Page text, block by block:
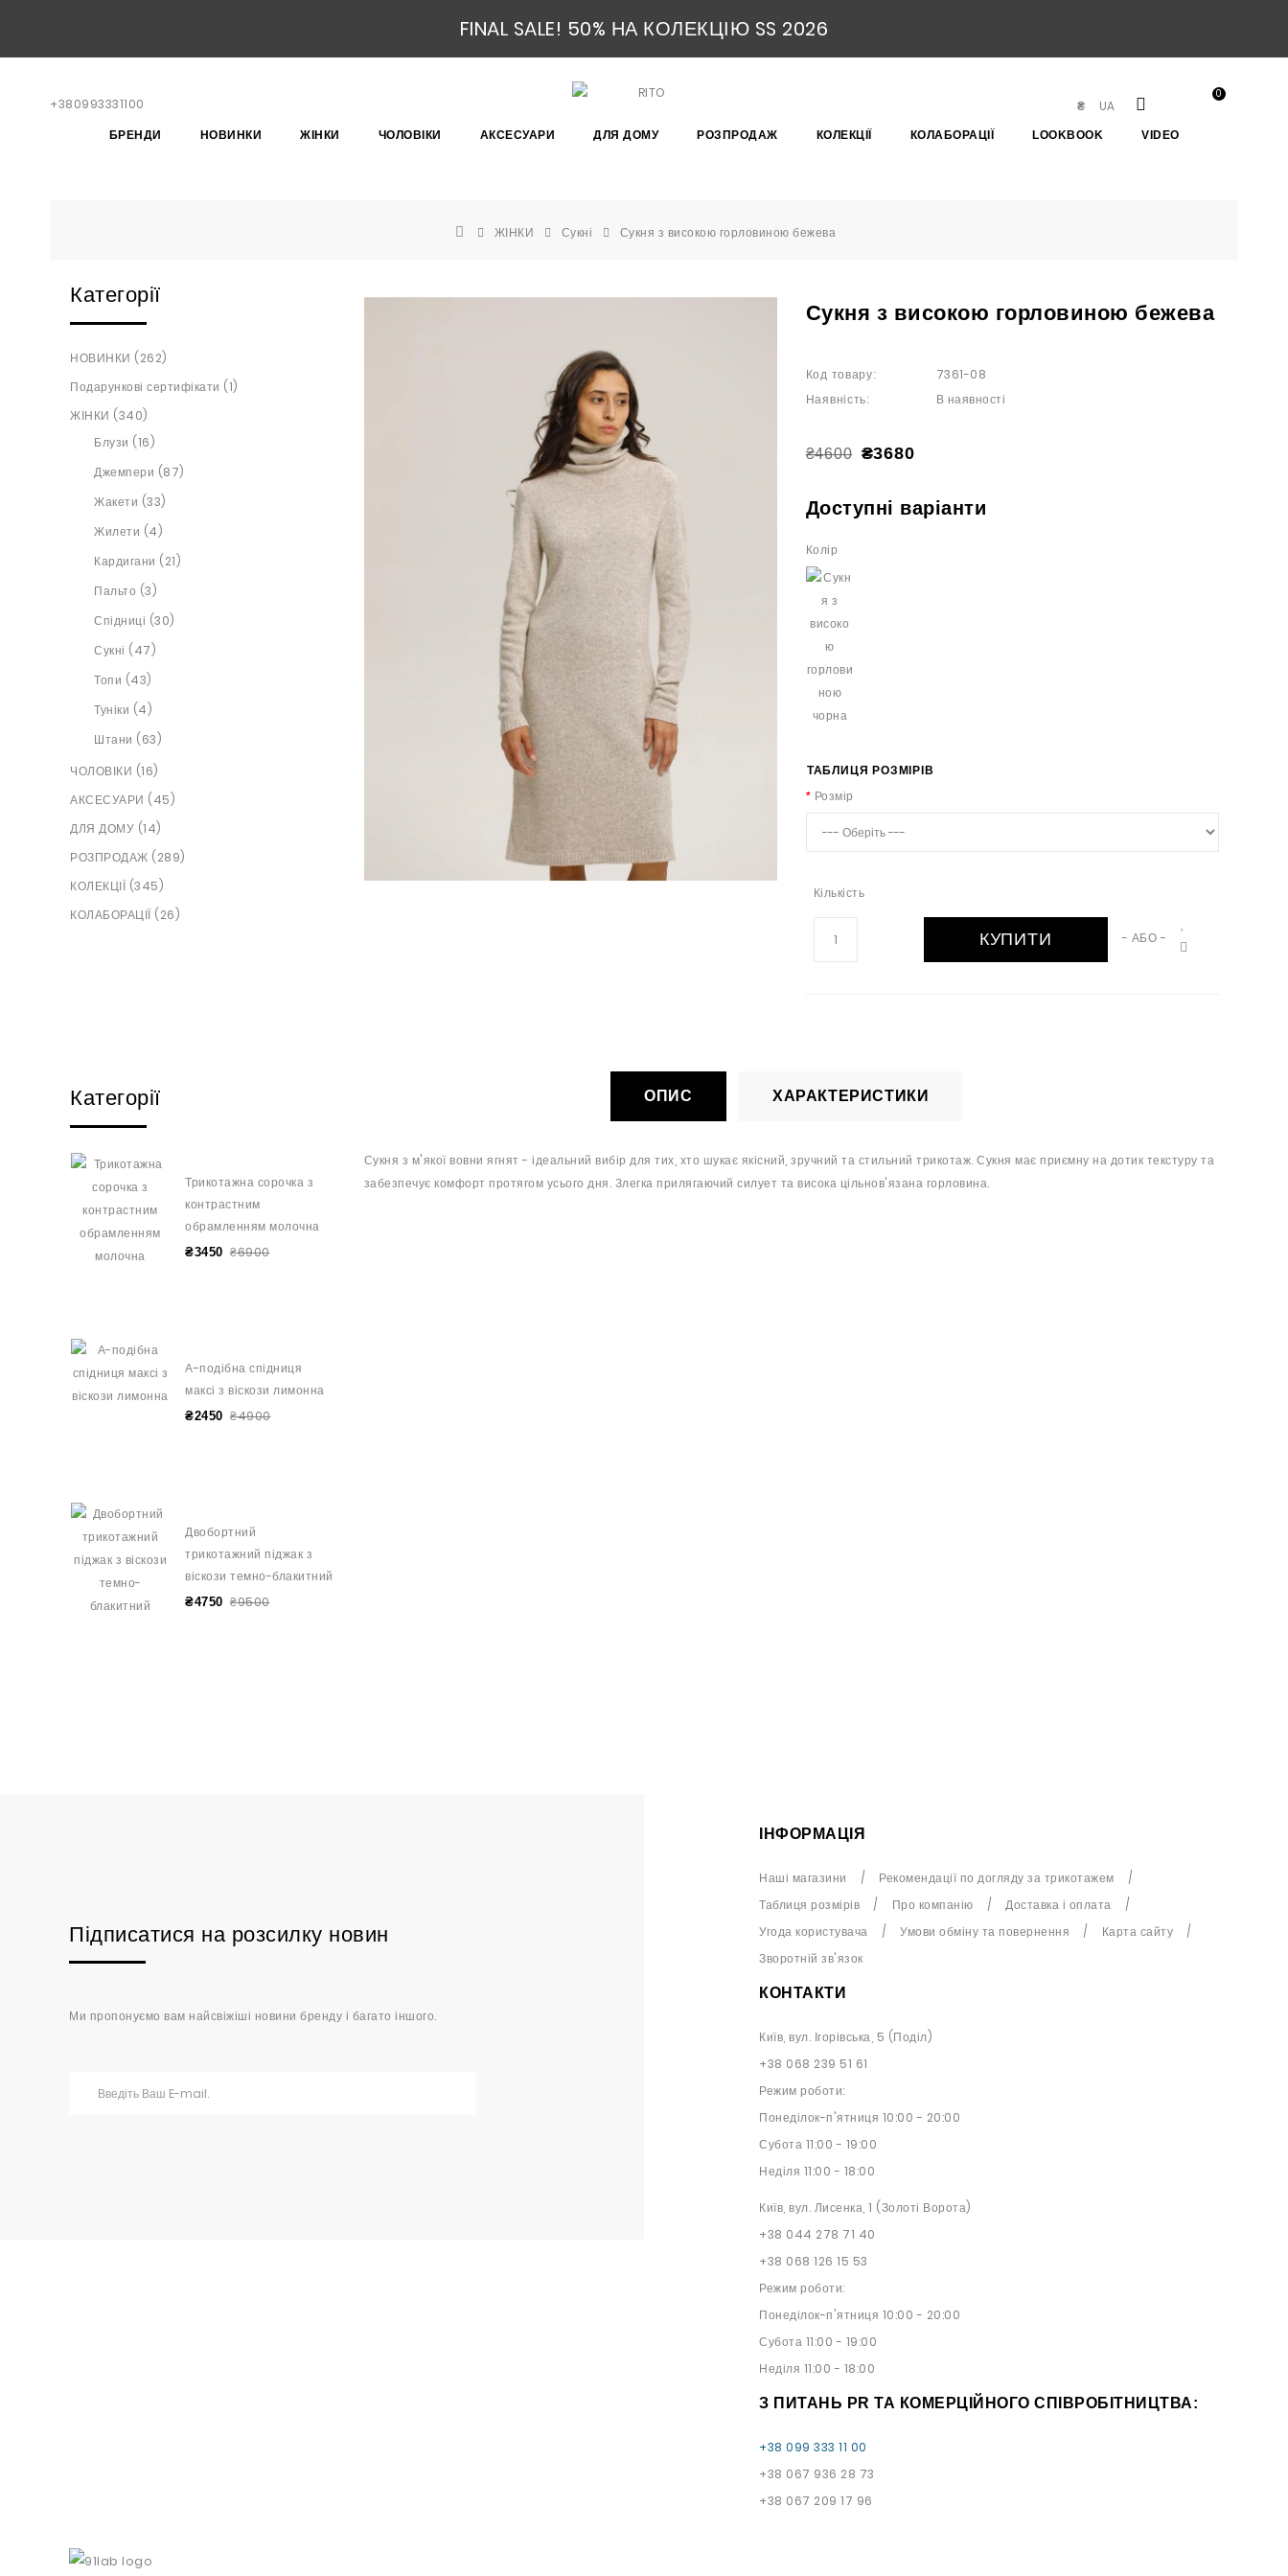
FINAL SALE! 50% НА КОЛЕКЦІЮ SS 2026
0
UA
₴
БРЕНДИ НОВИНКИ ЖІНКИ ЧОЛОВІКИ АКСЕСУАРИ ДЛЯ ДОМУ РОЗПРОДАЖ КОЛЕКЦІЇ КОЛАБОРАЦІЇ LOOKBOOK VIDEO
+380993331100
ЖІНКИ Сукні Сукня з високою горловиною бежева
Категорії
НОВИНКИ (262)
Подарункові сертифікати (1)
ЖІНКИ (340)
Блузи (16)
Джемпери (87)
Жакети (33)
Жилети (4)
Кардигани (21)
Пальто (3)
Спідниці (30)
Сукні (47)
Топи (43)
Туніки (4)
Штани (63)
ЧОЛОВІКИ (16)
АКСЕСУАРИ (45)
ДЛЯ ДОМУ (14)
РОЗПРОДАЖ (289)
КОЛЕКЦІЇ (345)
КОЛАБОРАЦІЇ (26)
Категорії
Трикотажна сорочка з
контрастним
обрамленням молочна
₴3450 ₴6900
А-подібна спідниця
максі з віскози лимонна
₴2450 ₴4900
Двобортний
трикотажний піджак з
віскози темно-блакитний
₴4750 ₴9500
Сукня з високою горловиною бежева
Код товару: 7361-08
Наявність: В наявності
₴4600 ₴3680
Доступні варіанти
Колір
ТАБЛИЦЯ РОЗМІРІВ
Розмір
Кількість
КУПИТИ - АБО -
ОПИС ХАРАКТЕРИСТИКИ
Сукня з м'якої вовни ягнят - ідеальний вибір для тих, хто шукає якісний, зручний та стильний трикотаж. Сукня має приємну на дотик текстуру та
забезпечує комфорт протягом усього дня. Злегка прилягаючий силует та висока цільнов'язана горловина.
Підписатися на розсилку новин
Ми пропонуємо вам найсвіжіші новини бренду і багато іншого.
ІНФОРМАЦІЯ
Наші магазини
Рекомендації по догляду за трикотажем
Таблиця розмірів
Про компанію
Доставка і оплата
Угода користувача
Умови обміну та повернення
Карта сайту
Зворотній зв'язок
КОНТАКТИ
Київ, вул. Ігорівська, 5 (Поділ)
+38 068 239 51 61
Режим роботи:
Понеділок-п'ятниця 10:00 - 20:00
Субота 11:00 - 19:00
Неділя 11:00 - 18:00
Київ, вул. Лисенка, 1 (Золоті Ворота)
+38 044 278 71 40
+38 068 126 15 53
Режим роботи:
Понеділок-п'ятниця 10:00 - 20:00
Субота 11:00 - 19:00
Неділя 11:00 - 18:00
З ПИТАНЬ PR ТА КОМЕРЦІЙНОГО СПІВРОБІТНИЦТВА:
+38 099 333 11 00
+38 067 936 28 73
+38 067 209 17 96